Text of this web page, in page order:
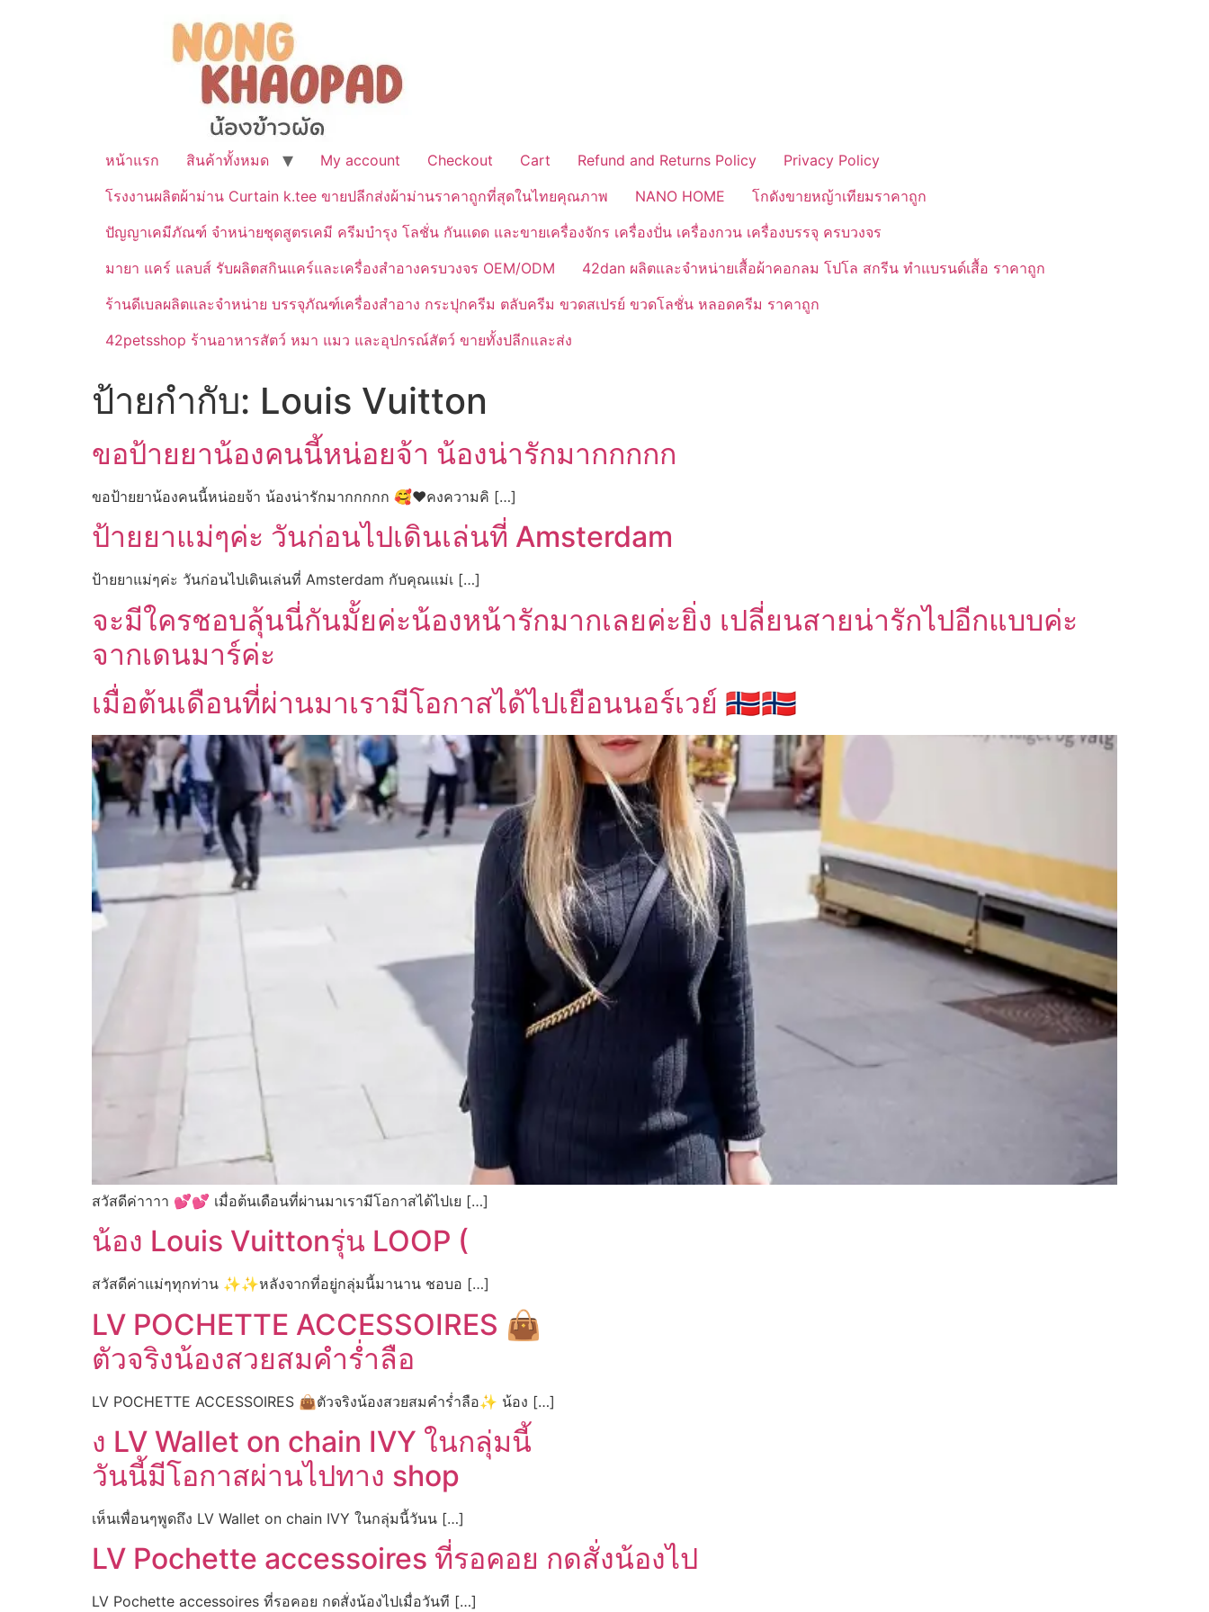
หน้าแรก สินค้าทั้งหมด My account Checkout Cart Refund and Returns Policy
Privacy Policy
โรงงานผลิตผ้าม่าน Curtain k.tee ขายปลีกส่งผ้าม่านราคาถูกที่สุดในไทยคุณภาพ
NANO HOME
โกดังขายหญ้าเทียมราคาถูก
ปัญญาเคมีภัณฑ์ จำหน่ายชุดสูตรเคมี ครีมบำรุง โลชั่น กันแดด และขายเครื่องจักร เครื่องปั่น เครื่องกวน เครื่องบรรจุ ครบวงจร
มายา แคร์ แลบส์ รับผลิตสกินแคร์และเครื่องสำอางครบวงจร OEM/ODM
42dan ผลิตและจำหน่ายเสื้อผ้าคอกลม โปโล สกรีน ทำแบรนด์เสื้อ ราคาถูก
ร้านดีเบลผลิตและจำหน่าย บรรจุภัณฑ์เครื่องสำอาง กระปุกครีม ตลับครีม ขวดสเปรย์ ขวดโลชั่น หลอดครีม ราคาถูก
42petsshop ร้านอาหารสัตว์ หมา แมว และอุปกรณ์สัตว์ ขายทั้งปลีกและส่ง
ป้ายกำกับ: Louis Vuitton
ขอป้ายยาน้องคนนี้หน่อยจ้า น้องน่ารักมากกกกก
ขอป้ายยาน้องคนนี้หน่อยจ้า น้องน่ารักมากกกกก 🥰❤️คงความคิ […]
ป้ายยาแม่ๆค่ะ วันก่อนไปเดินเล่นที่ Amsterdam
ป้ายยาแม่ๆค่ะ วันก่อนไปเดินเล่นที่ Amsterdam กับคุณแม่เ […]
จะมีใครชอบลุ้นนี่กันมั้ยค่ะน้องหน้ารักมากเลยค่ะยิ่ง เปลี่ยนสายน่ารักไปอีกแบบค่ะ
จากเดนมาร์ค่ะ
เมื่อต้นเดือนที่ผ่านมาเรามีโอกาสได้ไปเยือนนอร์เวย์ 🇳🇴🇳🇴
สวัสดีค่าาาา 💕💕 เมื่อต้นเดือนที่ผ่านมาเรามีโอกาสได้ไปเย […]
น้อง Louis Vuittonรุ่น LOOP (
สวัสดีค่าแม่ๆทุกท่าน ✨✨หลังจากที่อยู่กลุ่มนี้มานาน ชอบอ […]
LV POCHETTE ACCESSOIRES 👜
ตัวจริงน้องสวยสมคำร่ำลือ
LV POCHETTE ACCESSOIRES 👜ตัวจริงน้องสวยสมคำร่ำลือ✨ น้อง […]
ง LV Wallet on chain IVY ในกลุ่มนี้
วันนี้มีโอกาสผ่านไปทาง shop
เห็นเพื่อนๆพูดถึง LV Wallet on chain IVY ในกลุ่มนี้วันน […]
LV Pochette accessoires ที่รอคอย กดสั่งน้องไป
LV Pochette accessoires ที่รอคอย กดสั่งน้องไปเมื่อวันที […]